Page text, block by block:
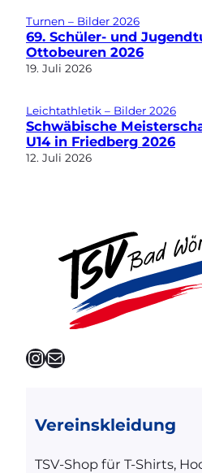
Turnen – Bilder 2026
69. Schüler- und
Ottobeuren 2026
19. Juli 2026
Leichtathletik – Bilder 2026
Schwäbische
U14 in Friedberg 2026
12. Juli 2026
InstagramE-Mail
Vereinskleidung
TSV-Shop für T-Shirts,